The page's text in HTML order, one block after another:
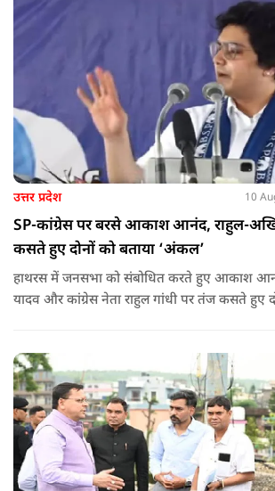
उत्तर प्रदेश 10
SP-कांग्रेस पर बरसे आकाश आनंद, राहुल-
कसते हुए दोनों को बताया ‘अंकल’
हाथरस में जनसभा को संबोधित करते हुए आकाश
यादव और कांग्रेस नेता राहुल गांधी पर तंज कसते हुए